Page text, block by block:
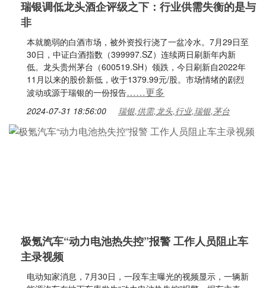
瑞银调低龙头酒企评级之下：行业供需失衡的是与
非
本就脆弱的白酒市场，被外资投行浇了一盆冷水。7月29日至
30日，中证白酒指数（399997.SZ）连续两日刷新年内新
低。龙头贵州茅台（600519.SH）领跌，今日刷新自2022年
11月以来的股价新低，收于1379.99元/股。市场情绪的剧烈
波动或源于瑞银的一份报告……更多
2024-07-31 18:56:00 瑞银,供需,龙头,行业,瑞银,茅台
极氪汽车“动力电池热失控”报警 工作人员阻止车
主录视频
电动知家消息，7月30日，一段车主曝光的视频显示，一辆新